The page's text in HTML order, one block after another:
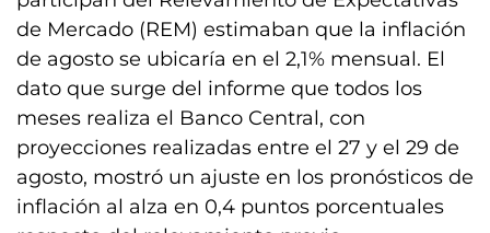
de Mercado (REM) estimaban que la inflación
de agosto se ubicaría en el 2,1% mensual. El
dato que surge del informe que todos los
meses realiza el Banco Central, con
proyecciones realizadas entre el 27 y el 29 de
agosto, mostró un ajuste en los pronósticos de
inflación al alza en 0,4 puntos porcentuales